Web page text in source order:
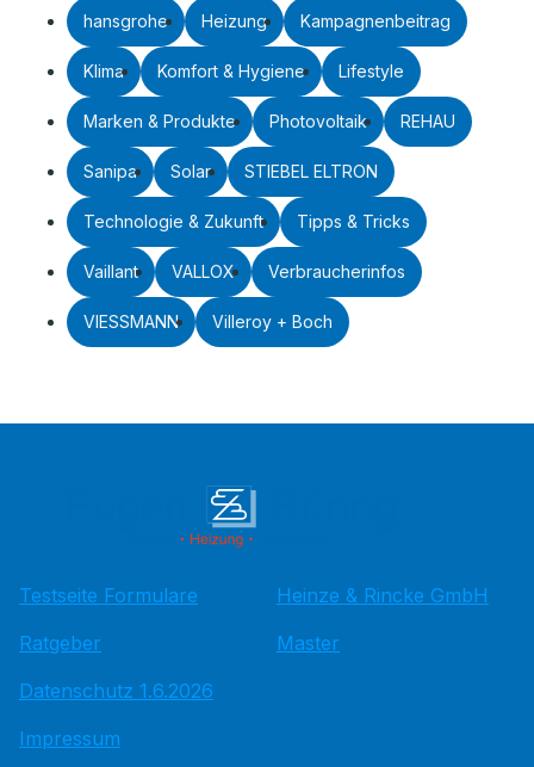
hansgrohe Heizung Kampagnenbeitrag
Klima Komfort & Hygiene Lifestyle
Marken & Produkte Photovoltaik REHAU
Sanipa Solar STIEBEL ELTRON
Technologie & Zukunft Tipps & Tricks
Vaillant VALLOX Verbraucherinfos
VIESSMANN Villeroy + Boch
Testseite Formulare
Ratgeber
Datenschutz 1.6.2026
Impressum
Heinze & Rincke GmbH
Master